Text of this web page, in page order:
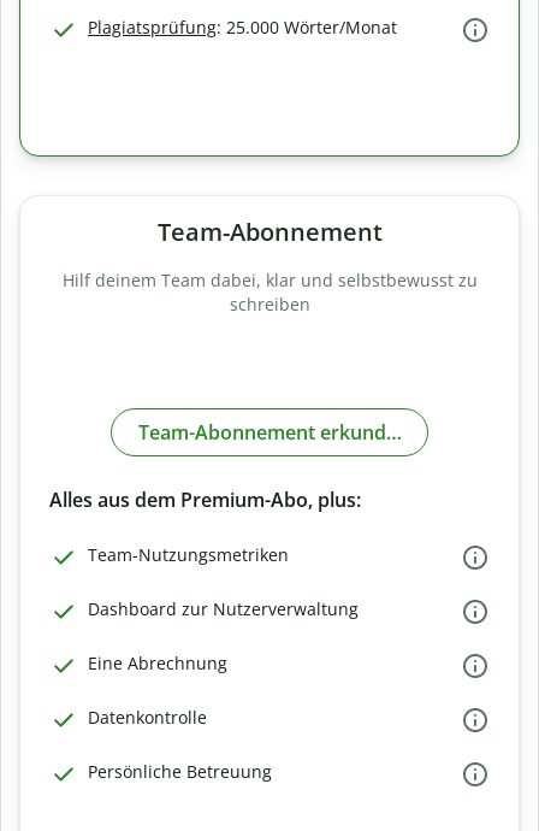
Plagiatsprüfung: 25.000 Wörter/Monat
Team-Abonnement
Hilf deinem Team dabei, klar und selbstbewusst zu
schreiben
Team-Abonnement erkunden
Alles aus dem Premium-Abo, plus:
Team-Nutzungsmetriken
Dashboard zur Nutzerverwaltung
Eine Abrechnung
Datenkontrolle
Persönliche Betreuung